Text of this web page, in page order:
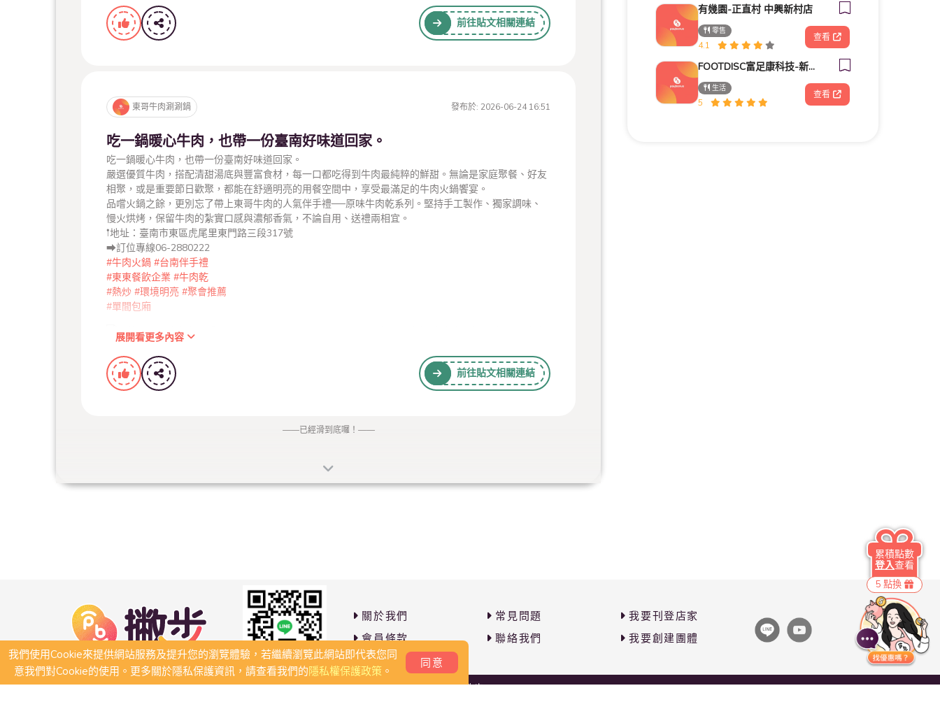
前往貼文相關連結
東哥牛肉涮涮鍋 發布於: 2026-06-24 16:51
吃一鍋暖心牛肉，也帶一份臺南好味道回家。
吃一鍋暖心牛肉，也帶一份臺南好味道回家。
嚴選優質牛肉，搭配清甜湯底與豐富食材，每一口都吃得到牛肉最純粹的鮮甜。無論是家庭聚餐、好友
相聚，或是重要節日歡聚，都能在舒適明亮的用餐空間中，享受最滿足的牛肉火鍋饗宴。
品嚐火鍋之餘，更別忘了帶上東哥牛肉的人氣伴手禮──原味牛肉乾系列。堅持手工製作、獨家調味、
慢火烘烤，保留牛肉的紮實口感與濃郁香氣，不論自用、送禮兩相宜。
𖡡地址：臺南市東區虎尾里東門路三段317號
➡︎訂位專線06-2880222
#牛肉火鍋 #台南伴手禮
#東東餐飲企業 #牛肉乾
#熱炒 #環境明亮 #聚會推薦
#單間包廂
展開看更多內容
前往貼文相關連結
——已經滑到底囉！ ——
有幾園-正直村 中興新村店
零售
4.1
查看
FOOTDISC富足康科技-新光三越-桃園站前店
生活
5
查看
關於我們
會員條款
常見問題
聯絡我們
我要刊登店家
我要創建團體
Copyright 2026 © PB撇步. All rights reserved.
我們使用Cookie來提供網站服務及提升您的瀏覽體驗，若繼續瀏覽此網站即代表您同
意我們對Cookie的使用。更多關於隱私保護資訊，請查看我們的隱私權保護政策。
同意
5 點換
累積點數
登入查看